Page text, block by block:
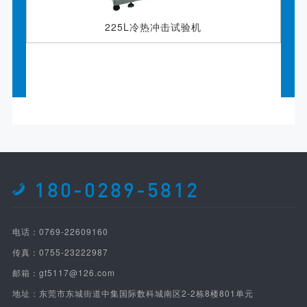
225L冷热冲击试验机
180-0289-5812
电话：0769-22609160
传真：0755-23222987
邮箱：gt5117@126.com
地址：东莞市东城街道中集国际数科城南区2-2栋8楼801单元